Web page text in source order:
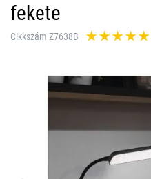
fekete
Cikkszám Z7638B